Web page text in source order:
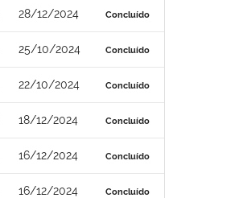
28/12/2024 Concluído
25/10/2024 Concluído
22/10/2024 Concluído
18/12/2024 Concluído
16/12/2024 Concluído
16/12/2024 Concluído